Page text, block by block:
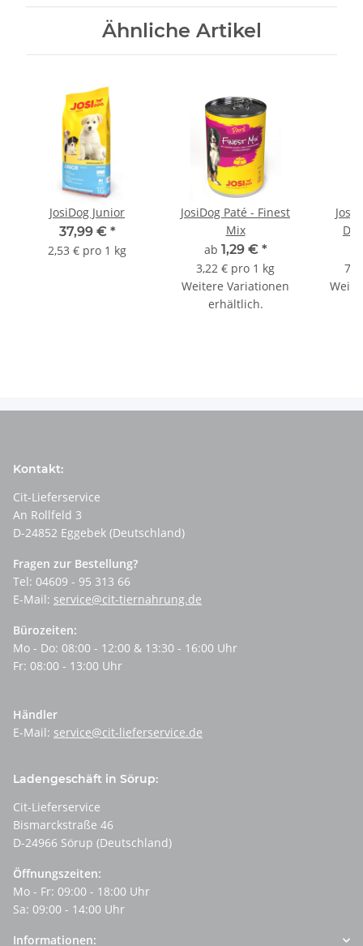
Ähnliche Artikel
JosiDog Junior
37,99 € *
2,53 € pro 1 kg
JosiDog Paté - Finest
Mix
ab 1,29 € *
3,22 € pro 1 kg
Weitere Variationen
erhältlich.
Kontakt:
Cit-Lieferservice
An Rollfeld 3
D-24852 Eggebek (Deutschland)
Fragen zur Bestellung?
Tel: 04609 - 95 313 66
E-Mail: service@cit-tiernahrung.de
Bürozeiten:
Mo - Do: 08:00 - 12:00 & 13:30 - 16:00 Uhr
Fr: 08:00 - 13:00 Uhr
Händler
E-Mail: service@cit-lieferservice.de
Ladengeschäft in Sörup:
Cit-Lieferservice
Bismarckstraße 46
D-24966 Sörup (Deutschland)
Öffnungszeiten:
Mo - Fr: 09:00 - 18:00 Uhr
Sa: 09:00 - 14:00 Uhr
Informationen: